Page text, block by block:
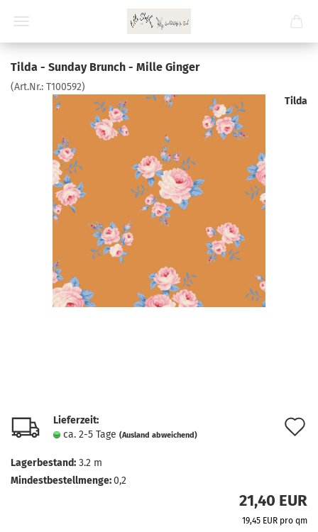
Tilda - Sunday Brunch - Mille Ginger
(Art.Nr.: T100592)
Tilda
Lieferzeit:
ca. 2-5 Tage (Ausland abweichend)
Lagerbestand: 3.2 m
Mindestbestellmenge:0,2
21,40 EUR
19,45 EUR pro qm